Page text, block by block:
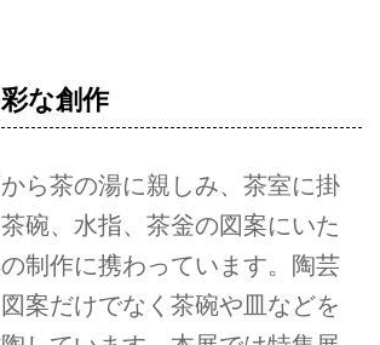
な創作
ら茶の湯に親しみ、茶室に掛
碗、水指、茶釡の図案にいた
制作に携わっています。陶芸
案だけでなく茶碗や皿などを